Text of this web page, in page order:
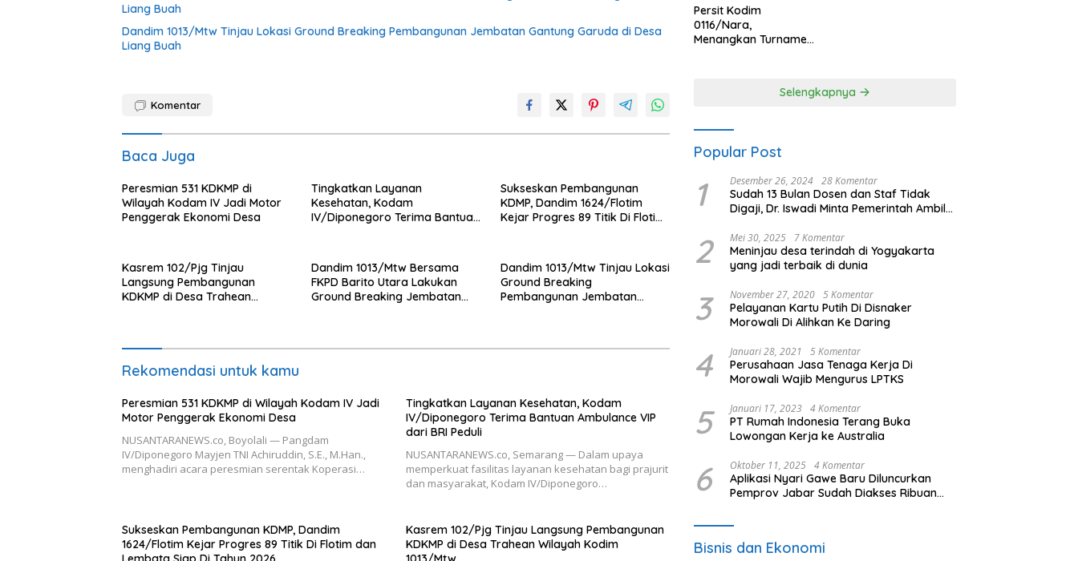
Liang Buah
Dandim 1013/Mtw Tinjau Lokasi Ground Breaking Pembangunan Jembatan Gantung Garuda di Desa
Liang Buah
Komentar
Baca Juga
Peresmian 531 KDKMP di
Wilayah Kodam IV Jadi Motor
Penggerak Ekonomi Desa
Tingkatkan Layanan
Kesehatan, Kodam
IV/Diponegoro Terima Bantuan
Sukseskan Pembangunan
KDMP, Dandim 1624/Flotim
Kejar Progres 89 Titik Di Flotim
Kasrem 102/Pjg Tinjau
Langsung Pembangunan
KDKMP di Desa Trahean
Dandim 1013/Mtw Bersama
FKPD Barito Utara Lakukan
Ground Breaking Jembatan
Dandim 1013/Mtw Tinjau Lokasi
Ground Breaking
Pembangunan Jembatan
Rekomendasi untuk kamu
Peresmian 531 KDKMP di Wilayah Kodam IV Jadi
Motor Penggerak Ekonomi Desa
NUSANTARANEWS.co, Boyolali — Pangdam
IV/Diponegoro Mayjen TNI Achiruddin, S.E., M.Han.,
menghadiri acara peresmian serentak Koperasi…
Tingkatkan Layanan Kesehatan, Kodam
IV/Diponegoro Terima Bantuan Ambulance VIP
dari BRI Peduli
NUSANTARANEWS.co, Semarang — Dalam upaya
memperkuat fasilitas layanan kesehatan bagi prajurit
dan masyarakat, Kodam IV/Diponegoro…
Sukseskan Pembangunan KDMP, Dandim
1624/Flotim Kejar Progres 89 Titik Di Flotim dan
Kasrem 102/Pjg Tinjau Langsung Pembangunan
KDKMP di Desa Trahean Wilayah Kodim
Persit Kodim
0116/Nara,
Menangkan Turnamen
Selengkapnya
Popular Post
1 Desember 26, 2024 28 Komentar
Sudah 13 Bulan Dosen dan Staf Tidak
Digaji, Dr. Iswadi Minta Pemerintah Ambil
2 Mei 30, 2025 7 Komentar
Meninjau desa terindah di Yogyakarta
yang jadi terbaik di dunia
3 November 27, 2020 5 Komentar
Pelayanan Kartu Putih Di Disnaker
Morowali Di Alihkan Ke Daring
4 Januari 28, 2021 5 Komentar
Perusahaan Jasa Tenaga Kerja Di
Morowali Wajib Mengurus LPTKS
5 Januari 17, 2023 4 Komentar
PT Rumah Indonesia Terang Buka
Lowongan Kerja ke Australia
6 Oktober 11, 2025 4 Komentar
Aplikasi Nyari Gawe Baru Diluncurkan
Pemprov Jabar Sudah Diakses Ribuan
Bisnis dan Ekonomi